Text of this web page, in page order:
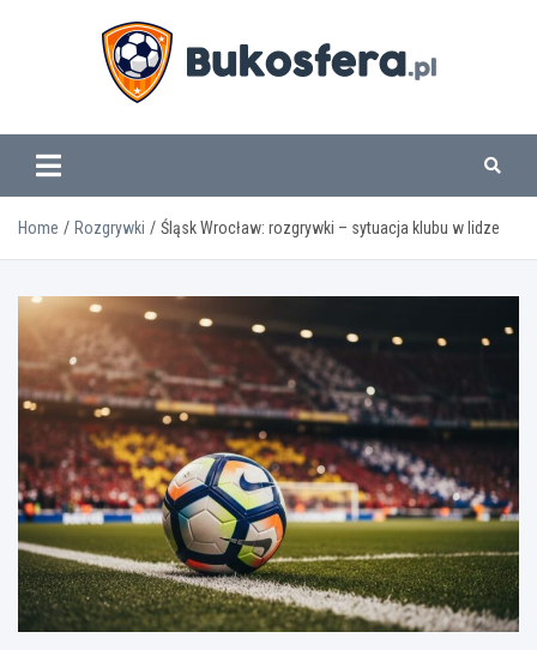
www.bukosfera.pl
Home Rozgrywki Śląsk Wrocław: rozgrywki – sytuacja klubu w lidze